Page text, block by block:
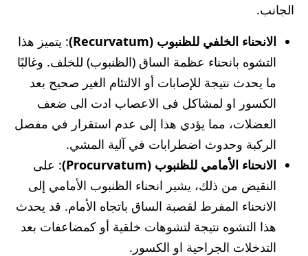
الجانب.
الانحناء الخلفي للظنبوب (Recurvatum)
: يتميز هذا
التشوه بانحناء عظمة الساق (الظنبوب) للخلف. وغالبًا
ما يحدث نتيجة للإصابات أو الالتئام الغير صحيح بعد
الكسور او لمشاكل فى الاعصاب ادت الى ضعف
العضلات، مما يؤدي هذا إلى عدم استقرار في مفصل
الركبة وحدوث اضطرابات في آلية المشي.
الانحناء الأمامي للظنبوب (Procurvatum)
: على
النقيض من ذلك، يشير انحناء الظنبوب الأمامي إلى
الانحناء المفرط لقصبة الساق باتجاه الأمام. قد يحدث
هذا التشوه نتيجة لتشوهات خلقية أو كمضاعفات بعد
التدخلات الجراحية او الكسور.